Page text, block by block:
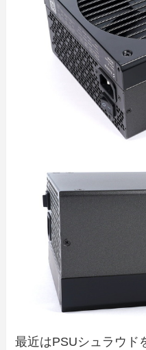
最近はPSUシュラウド